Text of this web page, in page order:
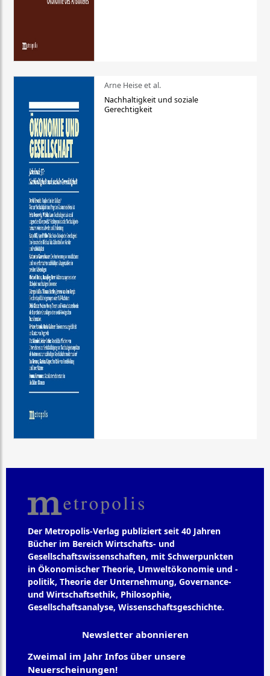
Arne Heise et al.
Nachhaltigkeit und soziale
Gerechtigkeit
Der Metropolis-Verlag publiziert seit 40 Jahren
Bücher im Bereich Wirtschafts- und
Gesellschaftswissenschaften, mit Schwerpunkten
in Ökonomischer Theorie, Umweltökonomie und -
politik, Theorie der Unternehmung, Governance-
und Wirtschaftsethik, Philosophie,
Gesellschaftsanalyse, Wissenschaftsgeschichte.
Newsletter abonnieren
Zweimal im Jahr Infos über unsere
Neuerscheinungen!